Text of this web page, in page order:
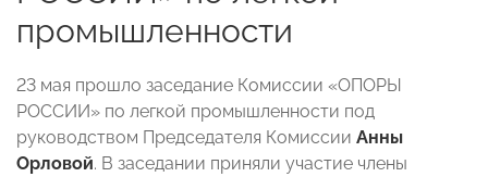
промышленности
23 мая прошло заседание Комиссии «ОПОРЫ
РОССИИ» по легкой промышленности под
руководством Председателя Комиссии Анны
Орловой. В заседании приняли участие члены